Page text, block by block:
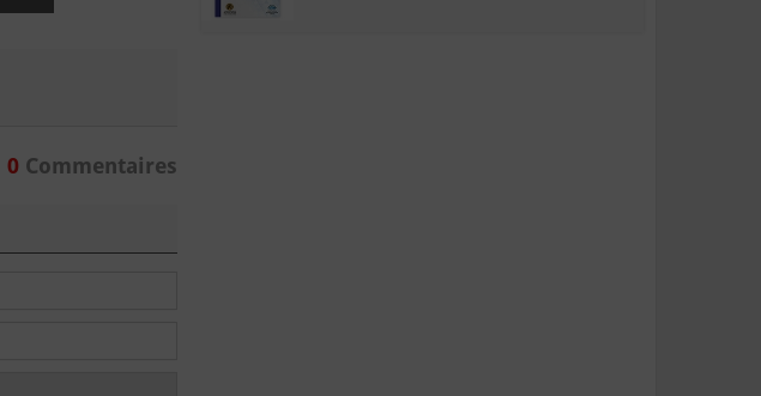
0Commentaires